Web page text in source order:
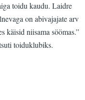
toidu kaudu. Laidre
on abivajajate arv
käisid niisama söömas.”
toiduklubiks.